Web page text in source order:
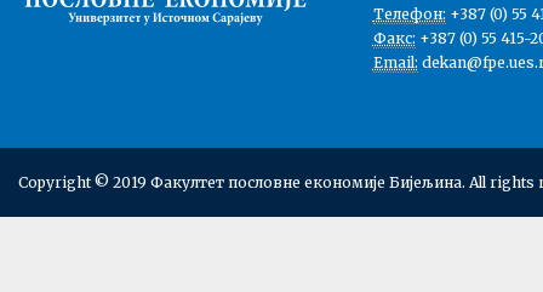
Телефон: +387 (0) 55
Факс: +387 (0) 55 415-
Email:
Copyright © 2019 Факултет пословне економије Бијељина. All rights